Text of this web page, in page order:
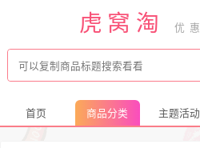
虎窝淘
首页 商品分类 主题活动